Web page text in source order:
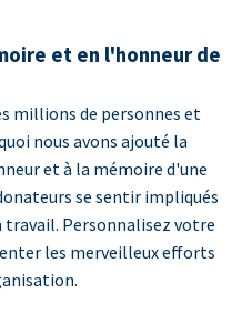
et en l'honneur de
millions de personnes et
nous avons ajouté la
et à la mémoire d'une
se sentir impliqués
Personnalisez votre
les merveilleux efforts